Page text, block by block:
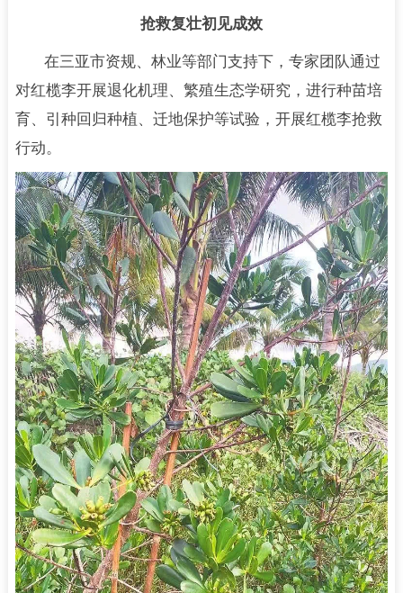
抢救复壮初见成效
在三亚市资规、林业等部门支持下，专家团队通过
对红榄李开展退化机理、繁殖生态学研究，进行种苗培
育、引种回归种植、迁地保护等试验，开展红榄李抢救
行动。